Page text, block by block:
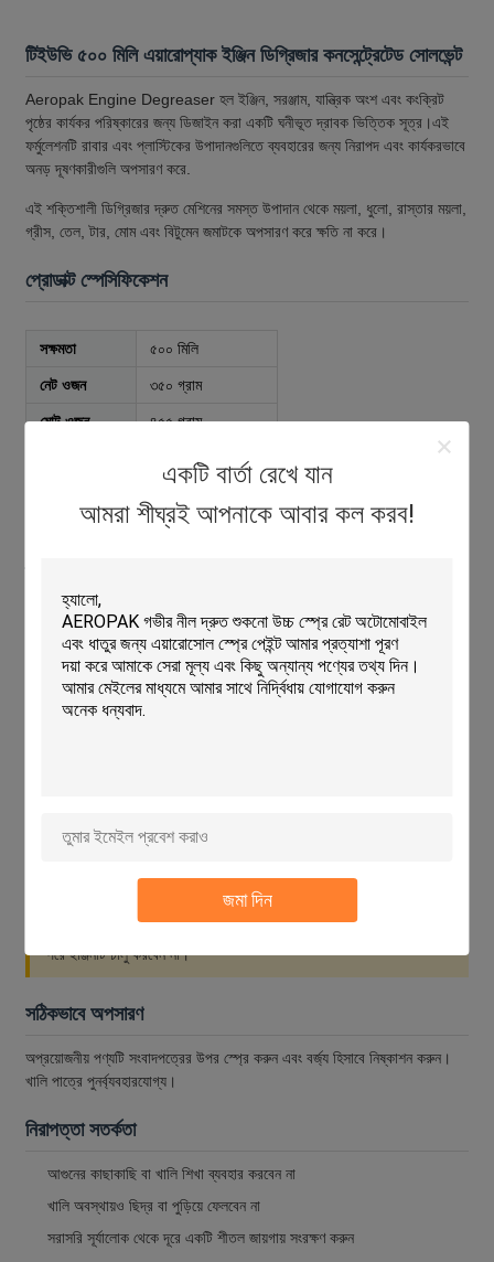
একটি বার্তা রেখে যান
আমরা শীঘ্রই আপনাকে আবার কল করব!
জমা দিন
টিইউভি ৫০০ মিলি এয়ারোপ্যাক ইঞ্জিন ডিগ্রিজার কনসেন্ট্রেটেড সোলভেন্ট
Aeropak Engine Degreaser হল ইঞ্জিন, সরঞ্জাম, যান্ত্রিক অংশ এবং কংক্রিট
পৃষ্ঠের কার্যকর পরিষ্কারের জন্য ডিজাইন করা একটি ঘনীভূত দ্রাবক ভিত্তিক সূত্র।এই
ফর্মুলেশনটি রাবার এবং প্লাস্টিকের উপাদানগুলিতে ব্যবহারের জন্য নিরাপদ এবং কার্যকরভাবে
অনড় দূষণকারীগুলি অপসারণ করে.
এই শক্তিশালী ডিগ্রিজার দ্রুত মেশিনের সমস্ত উপাদান থেকে ময়লা, ধুলো, রাস্তার ময়লা,
গ্রীস, তেল, টার, মোম এবং বিটুমেন জমাটকে অপসারণ করে ক্ষতি না করে।
প্রোডাক্ট স্পেসিফিকেশন
সক্ষমতা ৫০০ মিলি
নেট ওজন ৩৫০ গ্রাম
মোট ওজন ৪৫৫ গ্রাম
প্রস্তুতি
সর্বোত্তম ফলাফলের জন্য, একটি উষ্ণ ইঞ্জিনে প্রয়োগ করুন।
প্রয়োগের পদক্ষেপ
৫ মিনিট পর পরিষ্কার পানি দিয়ে ভাল করে ধুয়ে ফেলুন
পরে ইঞ্জিনটি চালু করবেন না।
সঠিকভাবে অপসারণ
অপ্রয়োজনীয় পণ্যটি সংবাদপত্রের উপর স্প্রে করুন এবং বর্জ্য হিসাবে নিষ্কাশন করুন।
খালি পাত্রে পুনর্ব্যবহারযোগ্য।
নিরাপত্তা সতর্কতা
আগুনের কাছাকাছি বা খালি শিখা ব্যবহার করবেন না
খালি অবস্থায়ও ছিদ্র বা পুড়িয়ে ফেলবেন না
সরাসরি সূর্যালোক থেকে দূরে একটি শীতল জায়গায় সংরক্ষণ করুন